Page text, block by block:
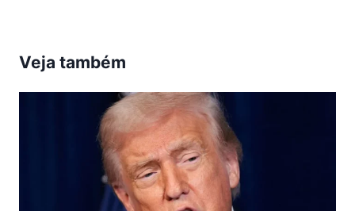
Veja também